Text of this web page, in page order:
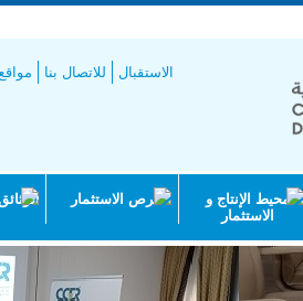
للاتصال بنا الاستقبال
محيط الإنتاج و
الاستثمار
فرص الاستثمار